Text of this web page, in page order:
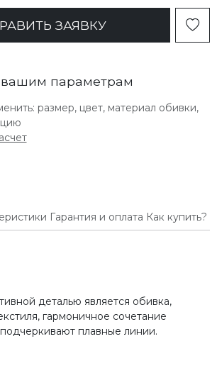
ЗАЯВКУ
вашим параметрам
размер, цвет, материал обивки,
Гарантия и оплата Как купить?
деталью является обивка,
гармоничное сочетание
плавные линии.